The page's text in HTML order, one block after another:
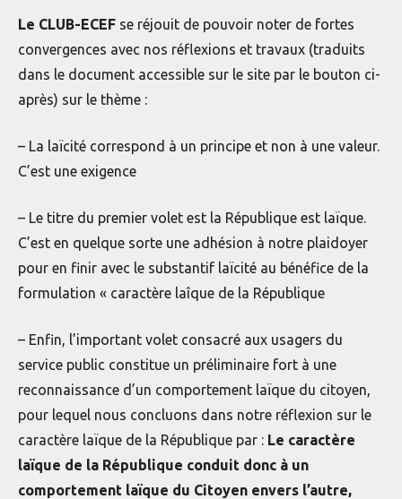
Le CLUB-ECEF se réjouit de pouvoir noter de fortes
convergences avec nos réflexions et travaux (traduits
dans le document accessible sur le site par le bouton ci-
après) sur le thème :
– La laïcité correspond à un principe et non à une valeur.
C’est une exigence
– Le titre du premier volet est la République est laïque.
C’est en quelque sorte une adhésion à notre plaidoyer
pour en finir avec le substantif laïcité au bénéfice de la
formulation « caractère laîque de la République
– Enfin, l’important volet consacré aux usagers du
service public constitue un préliminaire fort à une
reconnaissance d’un comportement laïque du citoyen,
pour lequel nous concluons dans notre réflexion sur le
caractère laïque de la République par : Le caractère
laïque de la République conduit donc à un
comportement laïque du Citoyen envers l’autre,